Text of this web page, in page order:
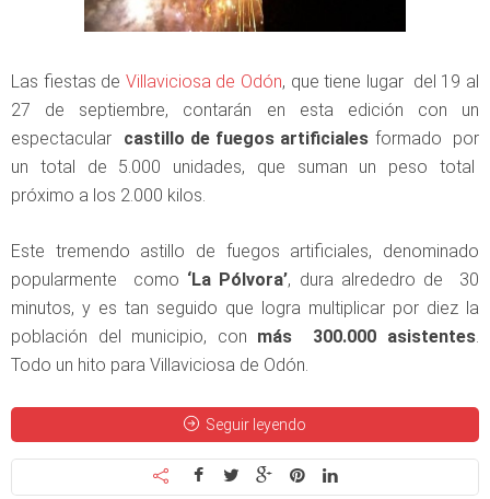
Las fiestas de Villaviciosa de Odón, que tiene lugar del 19 al
27 de septiembre, contarán en esta edición con un
espectacular castillo de fuegos artificiales formado
por
un total de 5.000 unidades, que suman un peso total
próximo a los 2.000 kilos.
Este tremendo astillo de fuegos artificiales, denominado
popularmente como ‘La Pólvora’, dura alrededro de 30
minutos, y es tan seguido que logra multiplicar por diez la
población del municipio, con más 300.000 asistentes
Todo un hito para Villaviciosa de Odón.
Seguir leyendo